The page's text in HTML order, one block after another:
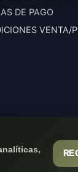
DE PAGO
VENTA/